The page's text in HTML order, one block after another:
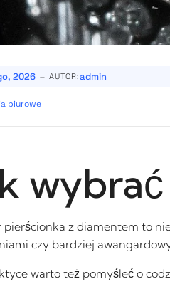
2026 - AUTOR:admin
biurowe
pierścionka z diamentem to
czy bardziej
warto też pomyśleć o